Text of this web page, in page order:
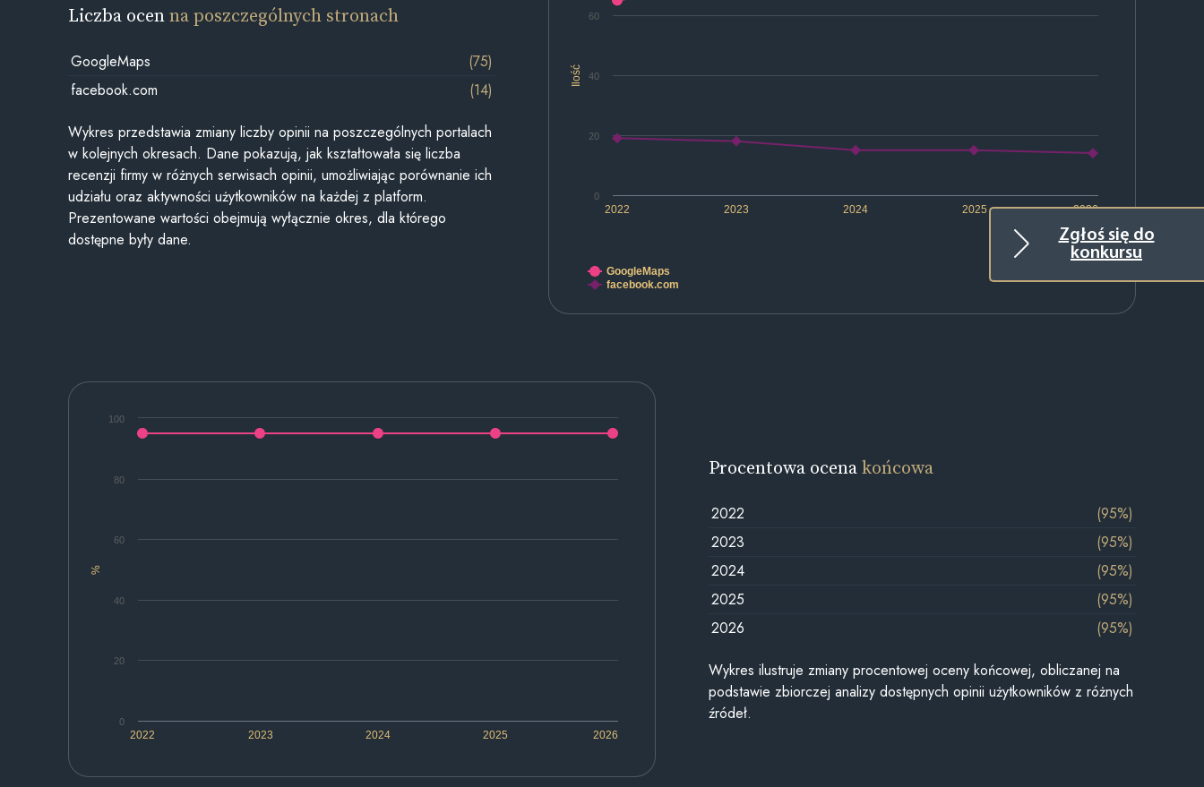
Zgłoś się do
konkursu
Ilość
2022 2023 2024 2025 2026
20
40
60
0
GoogleMaps
facebook.com
Liczba ocenna poszczególnych stronach
GoogleMaps
(75)
facebook.com
(14)
Wykres przedstawia zmiany liczby opinii na poszczególnych portalach
w kolejnych okresach. Dane pokazują, jak kształtowała się liczba
recenzji firmy w różnych serwisach opinii, umożliwiając porównanie ich
udziału oraz aktywności użytkowników na każdej z platform.
Prezentowane wartości obejmują wyłącznie okres, dla którego
dostępne były dane.
%
2022 2023 2024 2025 2026
0
20
40
60
80
100
Procentowa ocenakońcowa
2022
(95%)
2023
(95%)
2024
(95%)
2025
(95%)
2026
(95%)
Wykres ilustruje zmiany procentowej oceny końcowej, obliczanej na
podstawie zbiorczej analizy dostępnych opinii użytkowników z różnych
źródeł.